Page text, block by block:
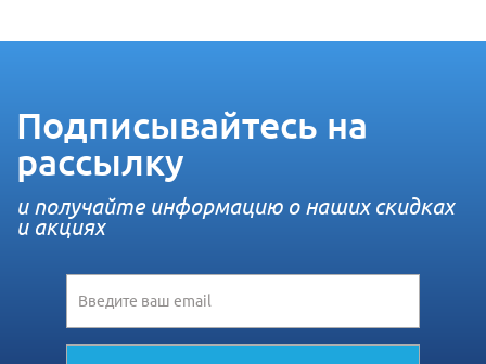
Подписывайтесь на
рассылку
и получайте информацию о наших скидках
и акциях